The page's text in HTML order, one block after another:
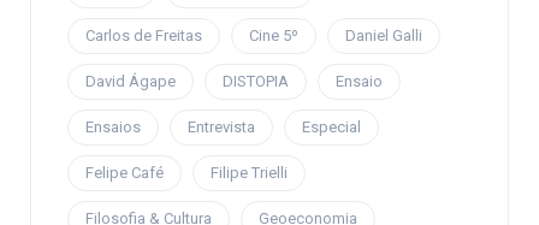
Carlos de Freitas Cine 5º Daniel Galli
David Ágape DISTOPIA Ensaio
Ensaios Entrevista Especial
Felipe Café Filipe Trielli
Filosofia & Cultura Geoeconomia